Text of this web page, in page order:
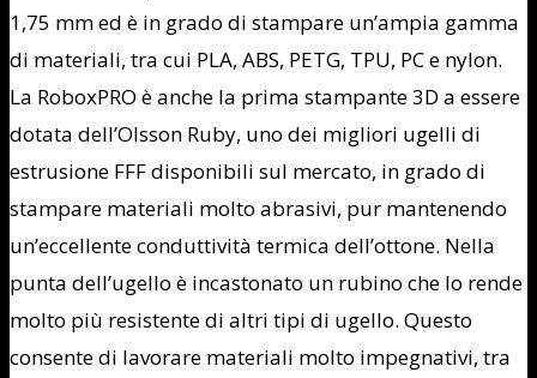
1,75 mm ed è in grado di stampare un’ampia gamma
di materiali, tra cui PLA, ABS, PETG, TPU, PC e nylon.
La RoboxPRO è anche la prima stampante 3D a essere
dotata dell’Olsson Ruby, uno dei migliori ugelli di
estrusione FFF disponibili sul mercato, in grado di
stampare materiali molto abrasivi, pur mantenendo
un’eccellente conduttività termica dell’ottone. Nella
punta dell’ugello è incastonato un rubino che lo rende
molto più resistente di altri tipi di ugello. Questo
consente di lavorare materiali molto impegnativi, tra